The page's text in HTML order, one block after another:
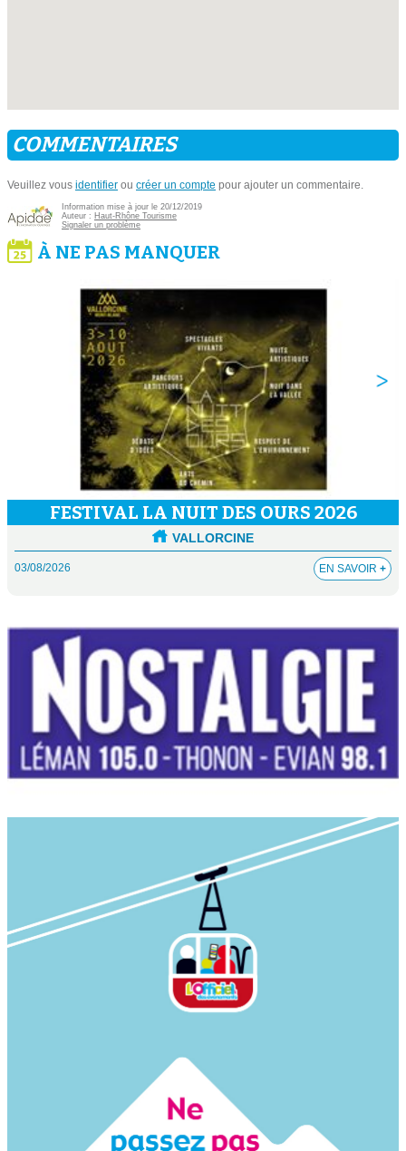
COMMENTAIRES
Veuillez vous identifier ou créer un compte pour ajouter un commentaire.
Information mise à jour le 20/12/2019
Auteur : Haut-Rhône Tourisme
Signaler un problème
À NE PAS MANQUER
FESTIVAL LA NUIT DES OURS 2026
VALLORCINE
03/08/2026 EN SAVOIR +